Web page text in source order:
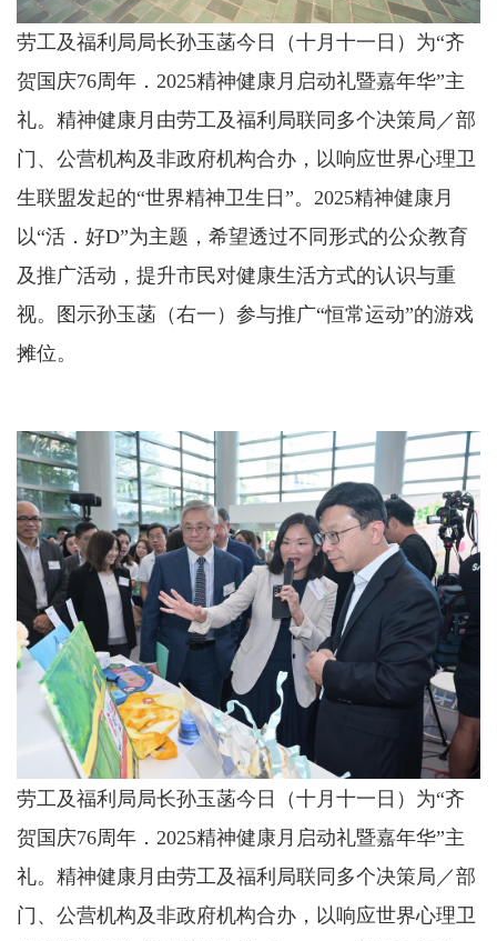
劳工及福利局局长孙玉菡今日（十月十一日）为“齐
贺国庆76周年．2025精神健康月启动礼暨嘉年华”主
礼。精神健康月由劳工及福利局联同多个决策局／部
门、公营机构及非政府机构合办，以响应世界心理卫
生联盟发起的“世界精神卫生日”。2025精神健康月
以“活．好D”为主题，希望透过不同形式的公众教育
及推广活动，提升市民对健康生活方式的认识与重
视。图示孙玉菡（右一）参与推广“恒常运动”的游戏
摊位。
劳工及福利局局长孙玉菡今日（十月十一日）为“齐
贺国庆76周年．2025精神健康月启动礼暨嘉年华”主
礼。精神健康月由劳工及福利局联同多个决策局／部
门、公营机构及非政府机构合办，以响应世界心理卫